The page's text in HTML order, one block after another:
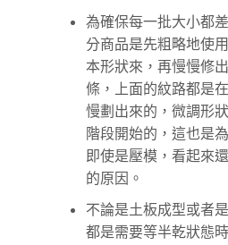
條，上面的紋路都是
慢劃出來的，微調形
階段開始的，這也是為
即使是壓模，看起來
的原因。
不論是土板成型或者
都是需要等半乾狀態
修胚與微調；而大部分
依據所需線條的剛柔
當的濕度修胚，也就